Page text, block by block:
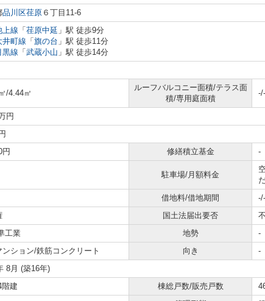
品川区荏原 ６丁目11-6
上線 「 荏原中延 」駅 徒歩9分
井町線 「 旗の台 」駅 徒歩11分
黒線 「 武蔵小山 」駅 徒歩14分
/4.44㎡
ルーフバルコニー面積/テラス面
積/専用庭面積
円
円 修繕積立基金 -
駐車場/月額料金
借地料/借地期間
-/-
国土法届出要否
工業 地勢
-
ンション/鉄筋コンクリート 向き
-
8月 (築16年)
階建 棟総戸数/販売戸数